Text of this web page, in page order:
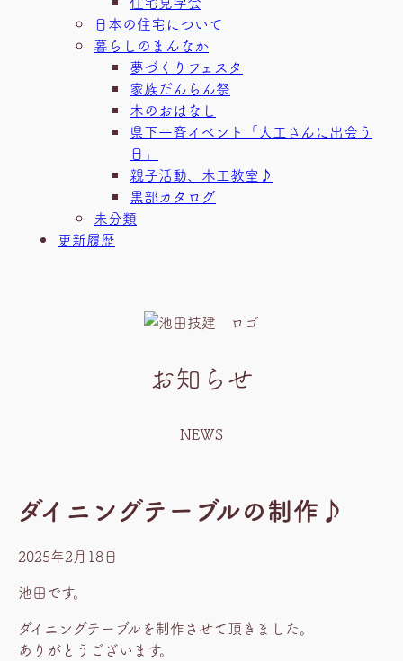
日本の住宅について
暮らしのまんなか
夢づくりフェスタ
家族だんらん祭
木のおはなし
県下一斉イベント「大工さんに出会う
日」
親子活動、木工教室♪
黒部カタログ
未分類
更新履歴
お知らせ
NEWS
ダイニングテーブルの制作♪
2025年2月18日
池田です。
ダイニングテーブルを制作させて頂きました。
ありがとうございます。